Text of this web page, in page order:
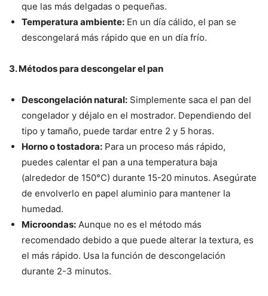
que las más delgadas o pequeñas.
Temperatura ambiente: En un día cálido, el pan se
descongelará más rápido que en un día frío.
3. Métodos para descongelar el pan
Descongelación natural: Simplemente saca el pan del
congelador y déjalo en el mostrador. Dependiendo del
tipo y tamaño, puede tardar entre 2 y 5 horas.
Horno o tostadora: Para un proceso más rápido,
puedes calentar el pan a una temperatura baja
(alrededor de 150°C) durante 15-20 minutos. Asegúrate
de envolverlo en papel aluminio para mantener la
humedad.
Microondas: Aunque no es el método más
recomendado debido a que puede alterar la textura, es
el más rápido. Usa la función de descongelación
durante 2-3 minutos.